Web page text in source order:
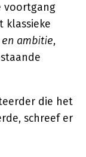
voortgang
klassieke
ambitie,
die het
schreef er